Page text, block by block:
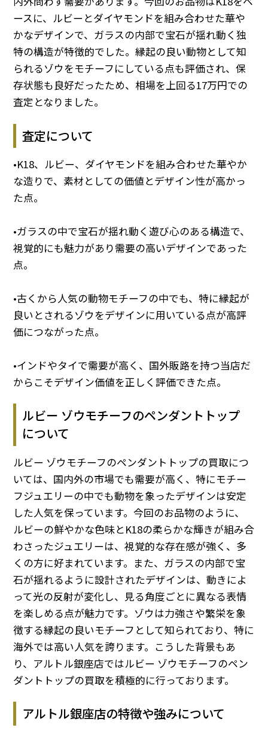
ースに、ルビーとダイヤモンドを組み合わせた華や
かなデザインで、ガラスの内部で宝石が揺れ動く独
特の構造が特徴的でした。縁起の良い動物として知
られるゾウをモチーフにしている点も評価され、保
存状態も良好だったため、相場を上回る17万円での
査定となりました。
査定について
•K18、ルビー、ダイヤモンドを組み合わせた華やか
な造りで、素材としての価値とデザイン性が高かっ
た点。
•ガラスの中で宝石が揺れ動く遊び心のある構造で、
視覚的にも魅力があり需要の高いデザインであった
点。
•古くから人気の動物モチーフの中でも、特に縁起が
良いとされるゾウをデザインに用いている点が高評
価につながった点。
•インドやタイで需要が高く、国外販路を持つ当店だ
からこそデザイン価値を正しく評価できた点。
ルビー ゾウモチーフのペンダントトップ
について
ルビー ゾウモチーフのペンダントトップの買取につ
いては、国内外の市場でも需要が高く、特にモチー
フジュエリーの中でも動物を象ったデザインは安定
した人気を保っています。今回のお品物のように、
ルビーの鮮やかな色味とK18の柔らかな輝きが組み合
わさったジュエリーは、視覚的な存在感が強く、多
くの方に好まれています。また、ガラスの内部で宝
石が揺れるように設計されたデザインは、動きによ
って光の反射が変化し、見る角度ごとに異なる表情
を楽しめる点が魅力です。ゾウは力強さや繁栄を象
徴する縁起の良いモチーフとして知られており、特に
海外では高い人気を誇ります。こうした背景もあ
り、アルトル銀座店ではルビー ゾウモチーフのペン
ダントトップの買取を積極的に行っております。
アルトル銀座店の特徴や強みについて